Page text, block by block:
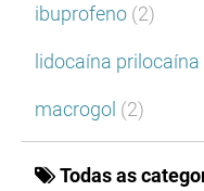
ibuprofeno (2)
lidocaína prilocaína
macrogol (2)
Todas as